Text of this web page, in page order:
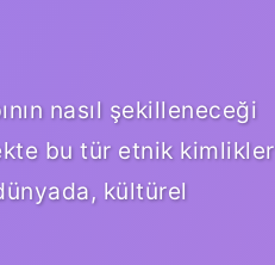
nasıl şekilleneceği
bu tür etnik kimlikler
kültürel